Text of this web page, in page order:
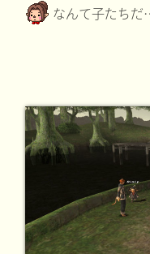
なんて子たちだ